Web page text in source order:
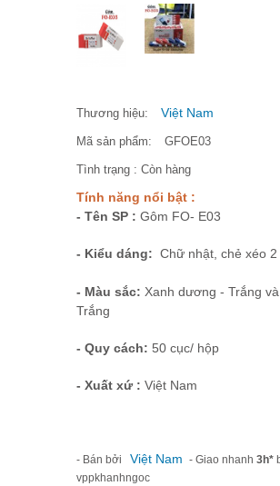
Thương hiệu: Việt Nam
Mã sản phẩm: GFOE03
Tình trạng : Còn hàng
Tính năng nổi bật :
- Tên SP : Gôm FO- E03
- Kiểu dáng: Chữ nhật, chẻ xéo 2
- Màu sắc: Xanh dương - Trắng
Trắng
- Quy cách: 50 cục/ hộp
- Xuất xứ : Việt Nam
- Bán bởi Việt Nam - Giao nhanh 3h*
vppkhanhngoc